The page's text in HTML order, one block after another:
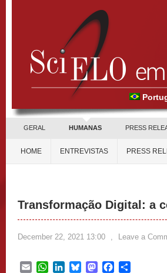
GERAL HUMANAS PRESS
HOME ENTREVISTAS PRESS
Transformação Digital: a
December 22, 2021 13:00 , Leave a
EmailWhatsApp
LinkedInBlueskyMastodonFacebook